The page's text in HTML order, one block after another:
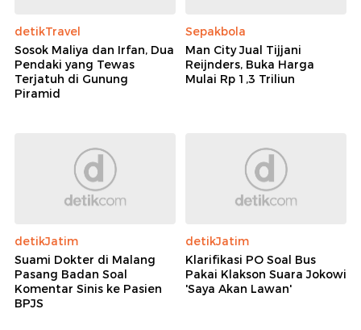
detikTravel
Sosok Maliya dan Irfan, Dua
Pendaki yang Tewas
Terjatuh di Gunung
Piramid
Sepakbola
Man City Jual Tijjani
Reijnders, Buka Harga
Mulai Rp 1,3 Triliun
detikJatim
Suami Dokter di Malang
Pasang Badan Soal
Komentar Sinis ke Pasien
BPJS
detikJatim
Klarifikasi PO Soal Bus
Pakai Klakson Suara Jokowi
'Saya Akan Lawan'